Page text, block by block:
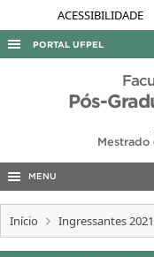
ACESSIBILIDADE
PORTAL UFPEL
ACESSO À INFORMAÇÃO
AUDITORIA
CONCURSOS
INTERNACIONAL
Pós-
Mestrado
MENU
Início Ingressantes 2021